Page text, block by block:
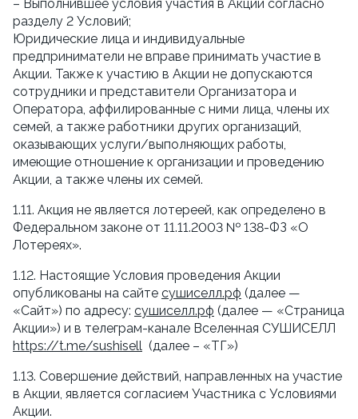
– Выполнившее условия участия в Акции согласно
разделу 2 Условий;
Юридические лица и индивидуальные
предприниматели не вправе принимать участие в
Акции. Также к участию в Акции не допускаются
сотрудники и представители Организатора и
Оператора, аффилированные с ними лица, члены их
семей, а также работники других организаций,
оказывающих услуги/выполняющих работы,
имеющие отношение к организации и проведению
Акции, а также члены их семей.
1.11. Акция не является лотереей, как определено в
Федеральном законе от 11.11.2003 № 138-ФЗ «О
Лотереях».
1.12. Настоящие Условия проведения Акции
опубликованы на сайте сушиселл.рф (далее —
«Сайт») по адресу: сушиселл.рф (далее — «Страница
https://t.me/sushisell (далее – «ТГ»)
1.13. Совершение действий, направленных на участие
в Акции, является согласием Участника с Условиями
Акции.